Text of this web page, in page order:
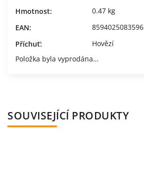
Hmotnost:
0.47 kg
EAN:
8594025083596
Příchuť:
Hovězí
Položka byla vyprodána…
SOUVISEJÍCÍ PRODUKTY